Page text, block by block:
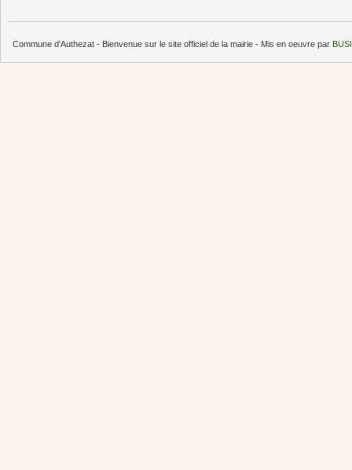
Commune d'Authezat - Bienvenue sur le site officiel de la mairie - Mis en oeuvre par